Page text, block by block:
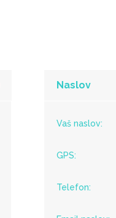
Naslov
Vaš naslov:
GPS:
Telefon: